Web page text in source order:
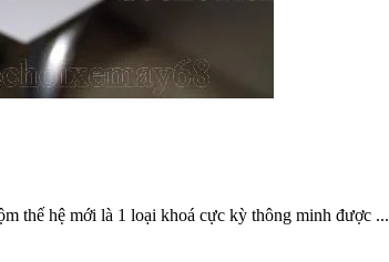
thế hệ mới là 1 loại khoá cực kỳ thông minh được ...